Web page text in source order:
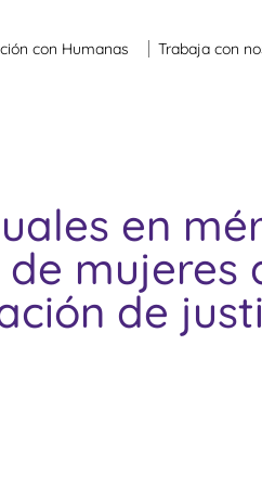
con Humanas Trabaja con
en
mujeres
de